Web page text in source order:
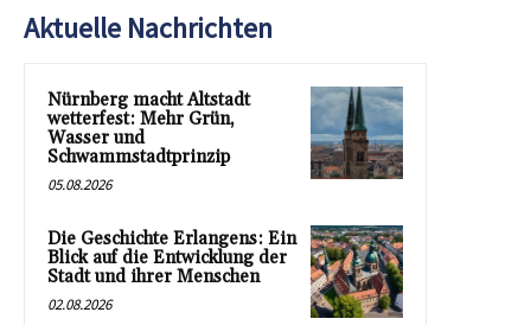
Aktuelle Nachrichten
Nürnberg macht Altstadt
wetterfest: Mehr Grün,
Wasser und
Schwammstadtprinzip
05.08.2026
Die Geschichte Erlangens: Ein
Blick auf die Entwicklung der
Stadt und ihrer Menschen
02.08.2026